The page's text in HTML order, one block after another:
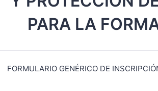
PARA LA
FORMULARIO GENÉRICO DE